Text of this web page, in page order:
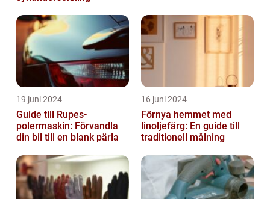
19 juni 2024
Guide till Rupes-
polermaskin: Förvandla
din bil till en blank pärla
16 juni 2024
Förnya hemmet med
linoljefärg: En guide till
traditionell målning